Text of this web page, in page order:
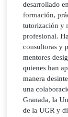
desarrollado
formación,
tutorización y
profesional.
consultoras y
mentores
quienes han
manera
una
Granada, la
de la UGR y